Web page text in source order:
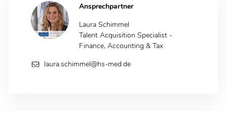
Ansprechpartner
Laura Schimmel
Talent Acquisition Specialist -
Finance, Accounting & Tax
laura.schimmel@hs-med.de